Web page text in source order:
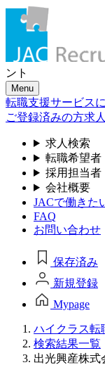
ント
Menu
転職支援サービス
ご登録済みの方求
求人検索
転職希望者
採用担当者
会社概要
JACで働きた
FAQ
お問い合わせ
保存済み
新規登録
Mypage
ハイクラス転
検索結果一覧
出光興産株式